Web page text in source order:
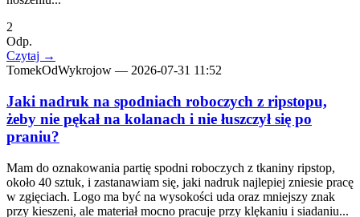
2
Odp.
Czytaj →
TomekOdWykrojow — 2026-07-31 11:52
Jaki nadruk na spodniach roboczych z ripstopu,
żeby nie pękał na kolanach i nie łuszczył się po
praniu?
Mam do oznakowania partię spodni roboczych z tkaniny ripstop,
około 40 sztuk, i zastanawiam się, jaki nadruk najlepiej zniesie pracę
w zgięciach. Logo ma być na wysokości uda oraz mniejszy znak
przy kieszeni, ale materiał mocno pracuje przy klękaniu i siadaniu...